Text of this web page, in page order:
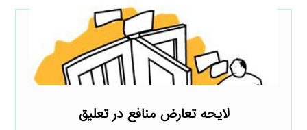
لایحه تعارض منافع در تعلیق